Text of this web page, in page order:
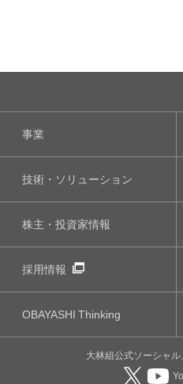
事業
技術・ソリューション
株主・投資家情報
採用情報
OBAYASHIThinking
大林組公式ソーシャ